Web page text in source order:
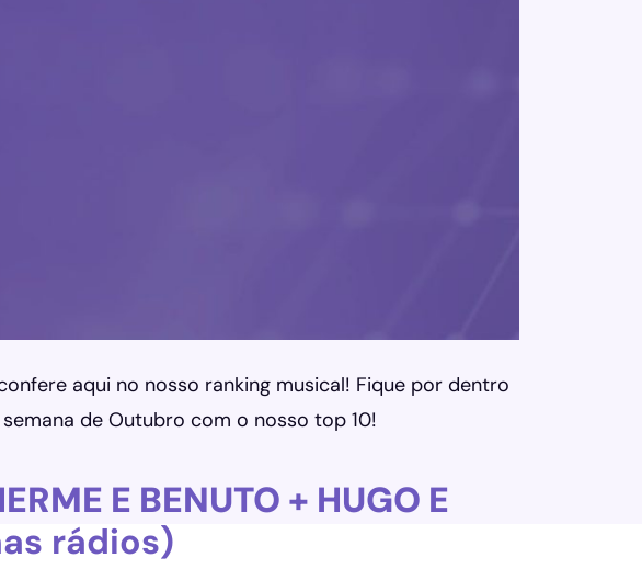
aqui no nosso ranking musical! Fique por dentro
de Outubro com o nosso top 10!
E BENUTO + HUGO E
rádios)